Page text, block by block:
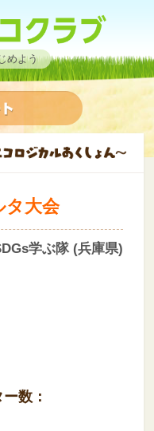
めよう
タ大会
学ぶ隊 (兵庫県)
数：